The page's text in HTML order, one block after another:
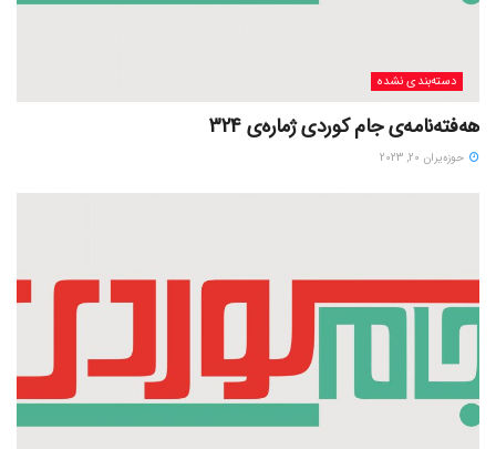
دسته‌بندی نشده
هەفتەنامەی جام کوردی ژمارەی 324
حوزه‌یران 20, 2023